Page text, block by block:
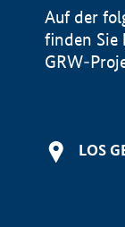
Auf der
finden Sie
GRW-
LOS